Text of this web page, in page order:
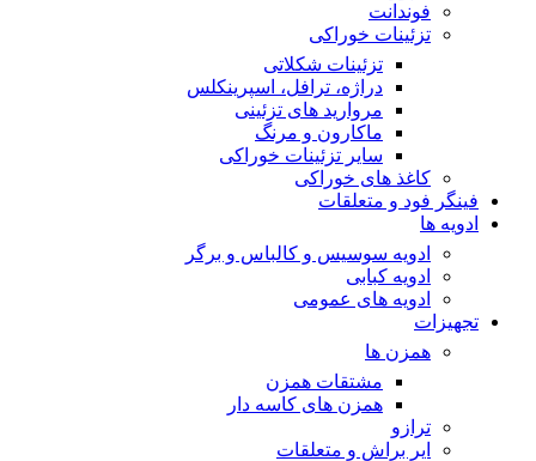
فوندانت
تزئینات خوراکی
تزئینات شکلاتی
دراژه، ترافل، اسپرینکلس
مروارید های تزئینی
ماکارون و مرنگ
سایر تزئینات خوراکی
کاغذ های خوراکی
فینگر فود و متعلقات
ادویه ها
ادویه سوسیس و کالباس و برگر
ادویه کبابی
ادویه های عمومی
تجهیزات
همزن ها
مشتقات همزن
همزن های کاسه دار
ترازو
ایر براش و متعلقات